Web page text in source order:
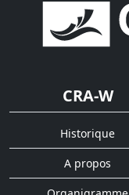
CRA-W
Historique
A propos